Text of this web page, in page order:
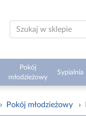
Pokój
młodzieżowy
Sypialnia
› Pokój młodzieżowy ›